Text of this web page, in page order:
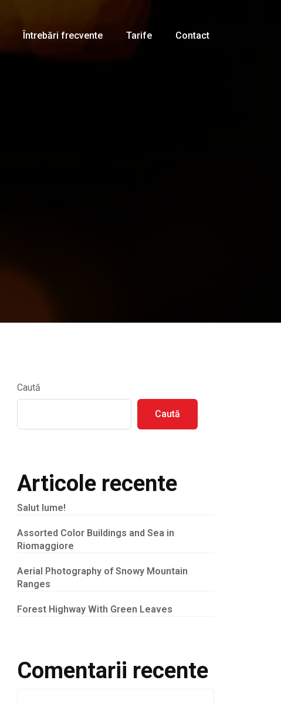
Întrebări frecvente Tarife Contact
Caută
Caută
Articole recente
Salut lume!
Assorted Color Buildings and Sea in
Riomaggiore
Aerial Photography of Snowy Mountain
Ranges
Forest Highway With Green Leaves
Comentarii recente